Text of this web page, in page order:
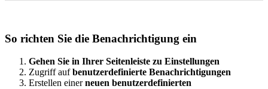
So richten Sie die Benachrichtigung ein
Gehen Sie in Ihrer Seitenleiste zu Einstellungen
Zugriff auf benutzerdefinierte Benachrichtigungen
Erstellen einer neuen benutzerdefinierten